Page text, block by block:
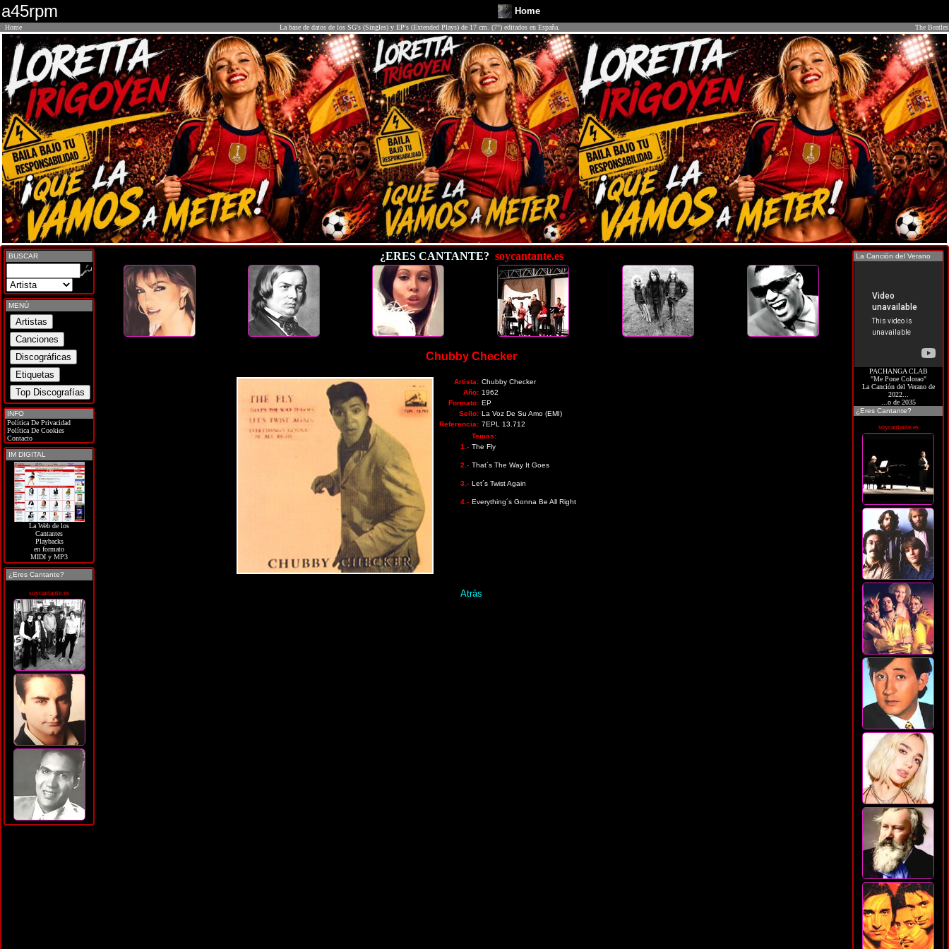
a45rpm Home
Home La base de datos de los SG's (Singles) y EP's (Extended Plays) de 17 cm. (7") editados en España. The Beatles
BUSCAR
MENÚ
INFO
Política De Privacidad
Política De Cookies
Contacto
IM DIGITAL
La Web de los
Cantantes
Playbacks
en formato
MIDI y MP3
¿Eres Cantante?
soycantante.es
¿ERES CANTANTE? soycantante.es
Chubby Checker
Artista: Chubby Checker
Año: 1962
Formato: EP
Sello: La Voz De Su Amo (EMI)
Referencia: 7EPL 13.712
Temas:
1.- The Fly
2.- That´s The Way It Goes
3.- Let´s Twist Again
4.- Everything´s Gonna Be All Right
Atrás
La Canción del Verano
PACHANGA CLAB
"Me Pone Colorao"
La Canción del Verano de
2022...
...o de 2035
¿Eres Cantante?
soycantante.es